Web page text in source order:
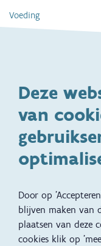
Deze
van
Door op
blijven maken van
plaatsen van deze
cookies klik op
Voeding
Ontwikkeling en gedrag
Specifieke
ondersteuningsbehoefte
Zwangerschap en
Slapen
Voet
Kind en Gezin